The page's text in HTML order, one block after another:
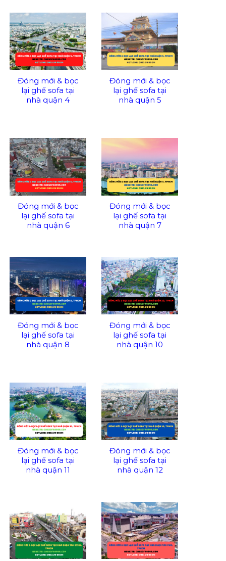
Đóng mới & bọc
lại ghế sofa tại
nhà quận 4
Đóng mới & bọc
lại ghế sofa tại
nhà quận 5
Đóng mới & bọc
lại ghế sofa tại
nhà quận 6
Đóng mới & bọc
lại ghế sofa tại
nhà quận 7
Đóng mới & bọc
lại ghế sofa tại
nhà quận 8
Đóng mới & bọc
lại ghế sofa tại
nhà quận 10
Đóng mới & bọc
lại ghế sofa tại
nhà quận 11
Đóng mới & bọc
lại ghế sofa tại
nhà quận 12